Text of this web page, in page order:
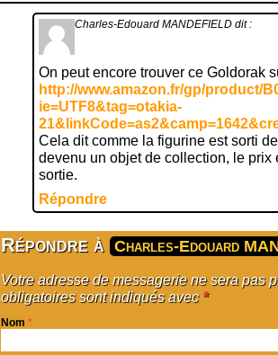
Charles-Edouard MANDEFIELD dit :
On peut encore trouver ce Goldorak
http://www.amazon.fr/gp/product/
ie=UTF8&tag=otakia-
Cela dit comme la figurine est sorti
devenu un objet de collection, le prix
sortie.
Répondre
Répondre à Charles-Edouard
Votre adresse de messagerie ne sera pas
obligatoires sont indiqués avec *
Nom *